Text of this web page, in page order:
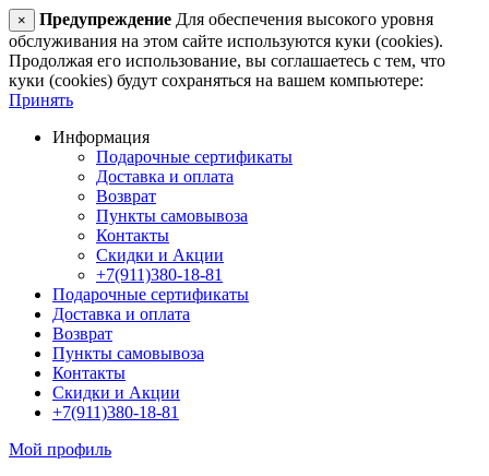
× Предупреждение Для обеспечения высокого уровня
обслуживания на этом сайте используются куки (cookies).
Продолжая его использование, вы соглашаетесь с тем, что
куки (cookies) будут сохраняться на вашем компьютере:
Принять
Информация
Подарочные сертификаты
Доставка и оплата
Возврат
Пункты самовывоза
Контакты
Скидки и Акции
+7(911)380-18-81
Подарочные сертификаты
Доставка и оплата
Возврат
Пункты самовывоза
Контакты
Скидки и Акции
+7(911)380-18-81
Мой профиль